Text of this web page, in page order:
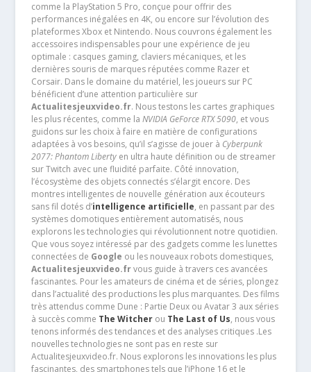
comme la PlayStation 5 Pro, conçue pour offrir des
performances inégalées en 4K, ou encore sur l’évolution des
plateformes Xbox et Nintendo. Nous couvrons également les
accessoires indispensables pour une expérience de jeu
optimale : casques gaming, claviers mécaniques, et les
dernières souris de marques réputées comme Razer et
Corsair. Dans le domaine du matériel, les joueurs sur PC
bénéficient d’une attention particulière sur
Actualitesjeuxvideo.fr. Nous testons les cartes graphiques
les plus récentes, comme la NVIDIA GeForce RTX 5090, et vous
guidons sur les choix à faire en matière de configurations
adaptées à vos besoins, qu’il s’agisse de jouer à Cyberpunk
2077: Phantom Libertyen ultra haute définition ou de streamer
sur Twitch avec une fluidité parfaite. Côté innovation,
l’écosystème des objets connectés s’élargit encore. Des
montres intelligentes de nouvelle génération aux écouteurs
sans fil dotés d’intelligence artificielle, en passant par des
systèmes domotiques entièrement automatisés, nous
explorons les technologies qui révolutionnent notre quotidien.
Que vous soyez intéressé par des gadgets comme les lunettes
connectées de Google ou les nouveaux robots domestiques,
Actualitesjeuxvideo.frvous guide à travers ces avancées
fascinantes. Pour les amateurs de cinéma et de séries, plongez
dans l’actualité des productions les plus marquantes. Des films
très attendus comme Dune : Partie Deux ou Avatar 3 aux séries
à succès comme The Witcherou The Last of Us, nous vous
tenons informés des tendances et des analyses critiques .Les
nouvelles technologies ne sont pas en reste sur
Actualitesjeuxvideo.fr. Nous explorons les innovations les plus
fascinantes, des smartphones tels que l’iPhone 16 et le